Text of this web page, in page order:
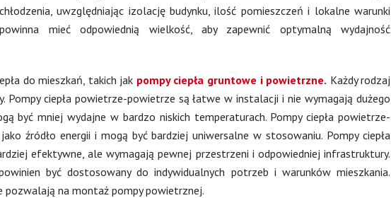
uwzględniając izolację budynku, ilość pomieszczeń i lokalne warunki
mieć odpowiednią wielkość, aby zapewnić optymalną wydajność
do mieszkań, takich jak pompy ciepła gruntowe i powietrzne. Każdy rodzaj
Pompy ciepła powietrze-powietrze są łatwe w instalacji i nie wymagają dużego
być mniej wydajne w bardzo niskich temperaturach. Pompy ciepła powietrze-
źródło energii i mogą być bardziej uniwersalne w stosowaniu. Pompy ciepła
efektywne, ale wymagają pewnej przestrzeni i odpowiedniej infrastruktury.
być dostosowany do indywidualnych potrzeb i warunków mieszkania.
pozwalają na montaż pompy powietrznej.